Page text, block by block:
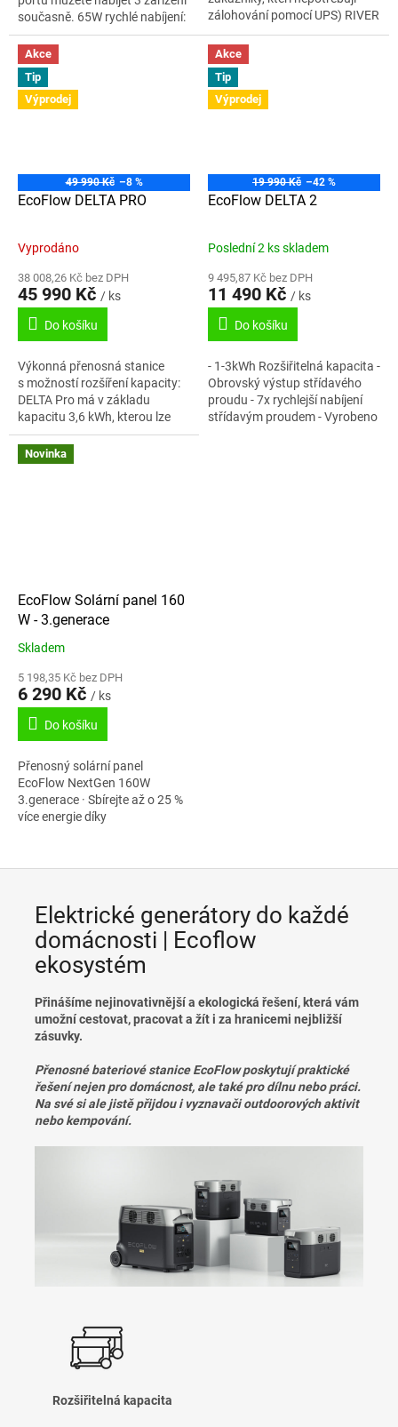
současně. 65W rychlé nabíjení:
Nabíjí MacBook Pro 14,
Samsung S24 Ultra a Google
Pixel...
zálohování pomocí UPS) RIVER
3 UPS ( pro zákazníky, kteří
preferují UPS) Bateriová...
Akce
Tip
Výprodej
49 990 Kč –8 %
EcoFlow DELTA PRO
Vyprodáno
38 008,26 Kč bez DPH
45 990 Kč / ks
Do košíku
Výkonná přenosná stanice
s možností rozšíření kapacity:
DELTA Pro má v základu
kapacitu 3,6 kWh, kterou lze
rozšířit až na 25 kWh. A co
více? Můžete ji využít také
jako...
Akce
Tip
Výprodej
19 990 Kč –42 %
EcoFlow DELTA 2
Poslední 2 ks skladem
9 495,87 Kč bez DPH
11 490 Kč / ks
Do košíku
- 1-3kWh Rozšiřitelná kapacita -
Obrovský výstup střídavého
proudu - 7x rychlejší nabíjení
střídavým proudem - Vyrobeno
Novinka
EcoFlow Solární panel 160
W - 3.generace
Skladem
5 198,35 Kč bez DPH
6 290 Kč / ks
Do košíku
Přenosný solární panel
EcoFlow NextGen 160W
3.generace · Sbírejte až o 25 %
více energie díky
25 % ·...
Elektrické generátory do každé
domácnosti | Ecoflow
ekosystém
Přinášíme nejinovativnější a ekologická řešení, která vám
umožní cestovat, pracovat a žít i za hranicemi nejbližší
zásuvky.
Přenosné bateriové stanice EcoFlow poskytují praktické
řešení nejen pro domácnost, ale také pro dílnu nebo práci.
Na své si ale jistě přijdou i vyznavači outdoorových aktivit
nebo kempování.
Rozšiřitelná kapacita